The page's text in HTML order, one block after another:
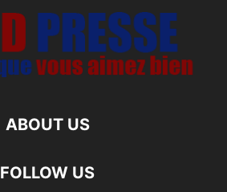
ABOUT US
FOLLOW US